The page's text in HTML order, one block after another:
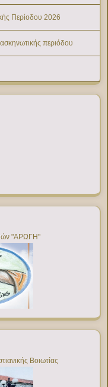
Περίοδου 2026
περιόδου
"ΑΡΩΓΗ"
Βοιωτίας